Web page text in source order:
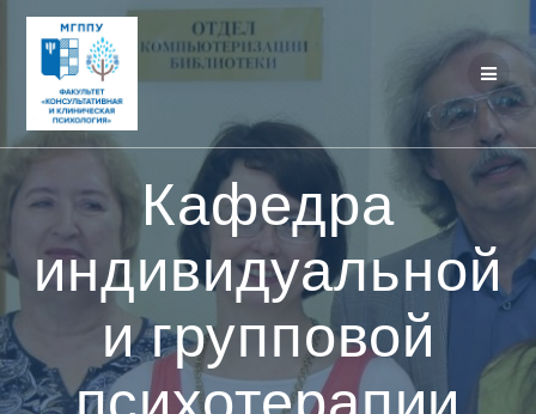
Перейти
контенту
Кафедра
индивидуальной
и групповой